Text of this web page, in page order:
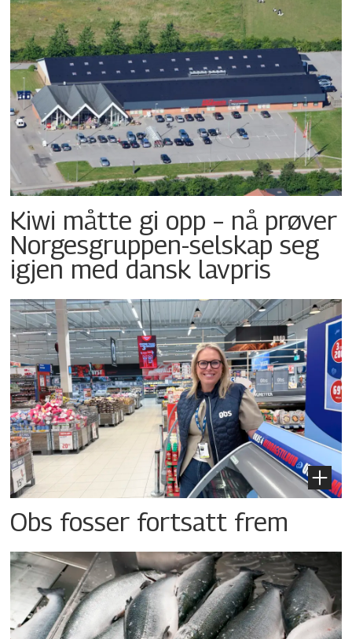
Kiwi måtte gi opp – nå prøver
Norgesgruppen-selskap seg
igjen med dansk lavpris
Obs fosser fortsatt frem